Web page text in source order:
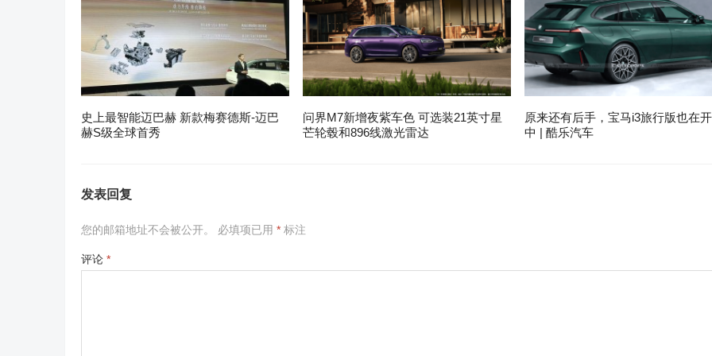
史上最智能迈巴赫 新款梅赛德斯-迈巴
赫S级全球首秀
问界M7新增夜紫车色 可选装21英寸星
芒轮毂和896线激光雷达
原来还有后手，宝马i3旅行版也在
中 | 酷乐汽车
发表回复
您的邮箱地址不会被公开。 必填项已用 * 标注
评论 *